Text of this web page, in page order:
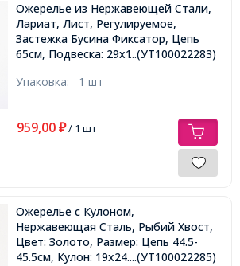
Ожерелье из Нержавеющей Стали,
Лариат, Лист, Регулируемое,
Застежка Бусина Фиксатор, Цепь
65см, Подвеска: 29x17x3мм и
...(УТ100022283)
Упаковка: 1 шт
959,00 ₽/ 1 шт
Ожерелье с Кулоном,
Нержавеющая Сталь, Рыбий Хвост,
Цвет: Золото, Размер: Цепь 44.5-
45.5см, Кулон: 19x24.5x1мм,...(УТ100022285)